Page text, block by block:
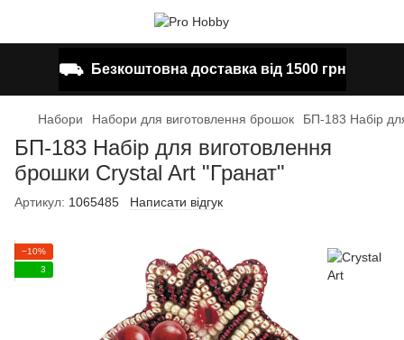
⛟ Безкоштовна доставка від 1500 грн
Набори Набори для виготовлення брошок БП-183 Набір
БП-183 Набір для виготовлення
брошки Crystal Art "Гранат"
Артикул: 1065485 Написати відгук
−10%
3